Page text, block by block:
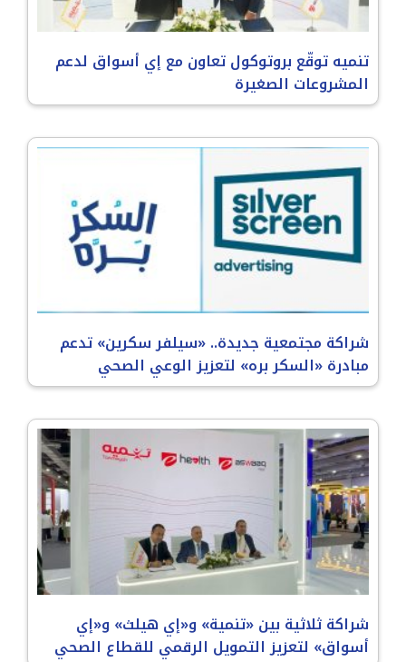
تنميه توقّع بروتوكول تعاون مع إي أسواق لدعم
المشروعات الصغيرة
شراكة مجتمعية جديدة.. «سيلفر سكرين» تدعم
مبادرة «السكر بره» لتعزيز الوعي الصحي
شراكة ثلاثية بين «تنمية» و«إي هيلث» و«إي
أسواق» لتعزيز التمويل الرقمي للقطاع الصحي